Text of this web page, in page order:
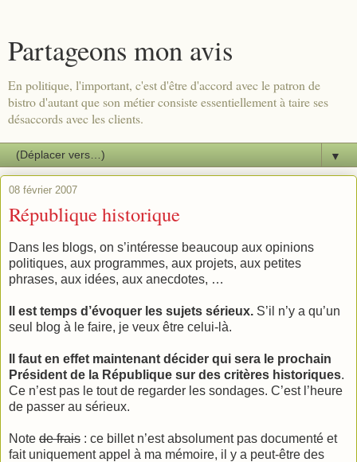
Partageons mon avis
En politique, l'important, c'est d'être d'accord avec le patron de
bistro d'autant que son métier consiste essentiellement à taire ses
désaccords avec les clients.
▼
08 février 2007
République historique
Dans les blogs, on s’intéresse beaucoup aux opinions
politiques, aux programmes, aux projets, aux petites
phrases, aux idées, aux anecdotes, …
Il est temps d’évoquer les sujets sérieux. S’il n’y a qu’un
seul blog à le faire, je veux être celui-là.
Il faut en effet maintenant décider qui sera le prochain
Président de la République sur des critères historiques.
Ce n’est pas le tout de regarder les sondages. C’est l’heure
de passer au sérieux.
Note de frais : ce billet n’est absolument pas documenté et
fait uniquement appel à ma mémoire, il y a peut-être des